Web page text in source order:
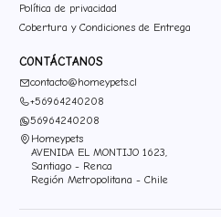
Política de privacidad
Cobertura y Condiciones de Entrega
CONTÁCTANOS
contacto@homeypets.cl
+56964240208
56964240208
Homeypets
AVENIDA EL MONTIJO 1623,
Santiago - Renca
Región Metropolitana - Chile